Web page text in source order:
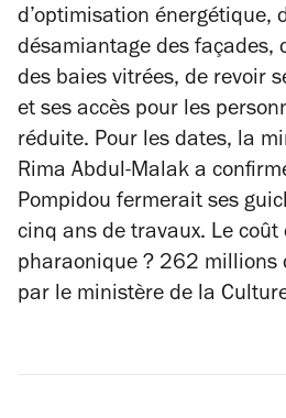
d’optimisation énergétique,
désamiantage des façades,
des baies vitrées, de revoir
et ses accès pour les
réduite. Pour les dates, la
Rima Abdul-Malak a
Pompidou fermerait ses
cinq ans de travaux. Le coût
pharaonique ? 262 millions
par le ministère de la